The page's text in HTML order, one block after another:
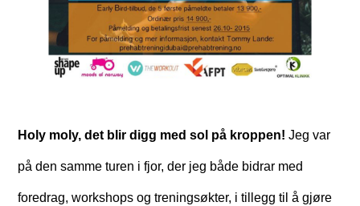
Holy moly, det blir digg med sol på kroppen! Jeg var
på den samme turen i fjor, der jeg både bidrar med
foredrag, workshops og treningsøkter, i tillegg til å gjøre